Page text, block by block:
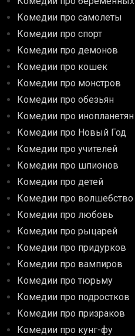
Комедии про самолеты
Комедии про спорт
Комедии про демонов
Комедии про кошек
Комедии про монстров
Комедии про обезьян
Комедии про инопланетян
Комедии про Новый Год
Комедии про учителей
Комедии про шпионов
Комедии про детей
Комедии про волшебство
Комедии про любовь
Комедии про рыцарей
Комедии про придурков
Комедии про вампиров
Комедии про тюрьму
Комедии про подростков
Комедии про призраков
Комедии про кунг-фу